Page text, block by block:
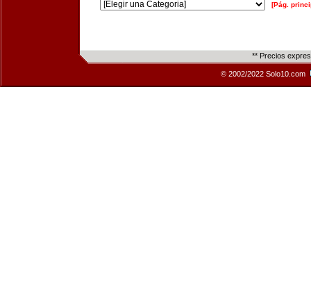
[Pág.
** Precios
© 2002/2022 Solo10.com